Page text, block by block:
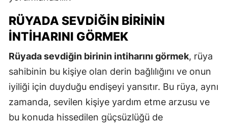
RÜYADA SEVDIĞIN BIRININ
İNTIHARINI GÖRMEK
Rüyada sevdiğin birinin intiharını görmek, rüya
sahibinin bu kişiye olan derin bağlılığını ve onun
iyiliği için duyduğu endişeyi yansıtır. Bu rüya, aynı
zamanda, sevilen kişiye yardım etme arzusu ve
bu konuda hissedilen güçsüzlüğü de